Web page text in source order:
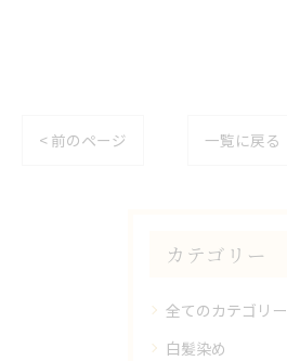
< 前のページ 一覧に戻る
カテゴリー
全てのカテゴリー
白髪染め